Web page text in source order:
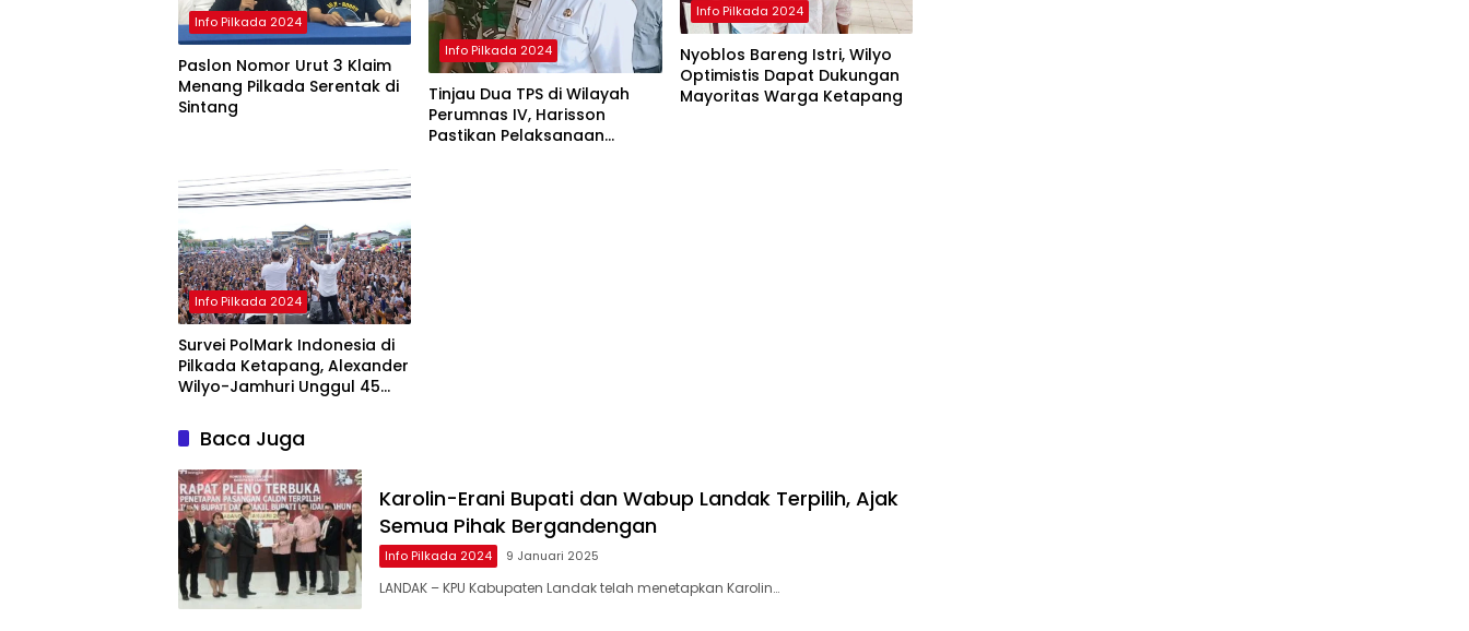
Info Pilkada 2024
Paslon Nomor Urut 3 Klaim
Menang Pilkada Serentak di
Sintang
Info Pilkada 2024
Tinjau Dua TPS di Wilayah
Perumnas IV, Harisson
Pastikan Pelaksanaan
Info Pilkada 2024
Nyoblos Bareng Istri, Wilyo
Optimistis Dapat Dukungan
Mayoritas Warga Ketapang
Info Pilkada 2024
Survei PolMark Indonesia di
Pilkada Ketapang, Alexander
Wilyo-Jamhuri Unggul 45
Baca Juga
Karolin-Erani Bupati dan Wabup Landak Terpilih, Ajak
Semua Pihak Bergandengan
Info Pilkada 2024 9 Januari 2025
LANDAK – KPU Kabupaten Landak telah menetapkan Karolin…